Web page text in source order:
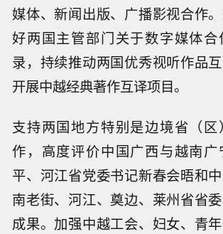
媒体、新闻出版、广播影视合作
好两国主管部门关于数字媒体
录，持续推动两国优秀视听作品
开展中越经典著作互译项目。
支持两国地方特别是边境省（
作，高度评价中国广西与越南
平、河江省党委书记新春会晤和
南老街、河江、奠边、莱州省省
成果。加强中越工会、妇女、青